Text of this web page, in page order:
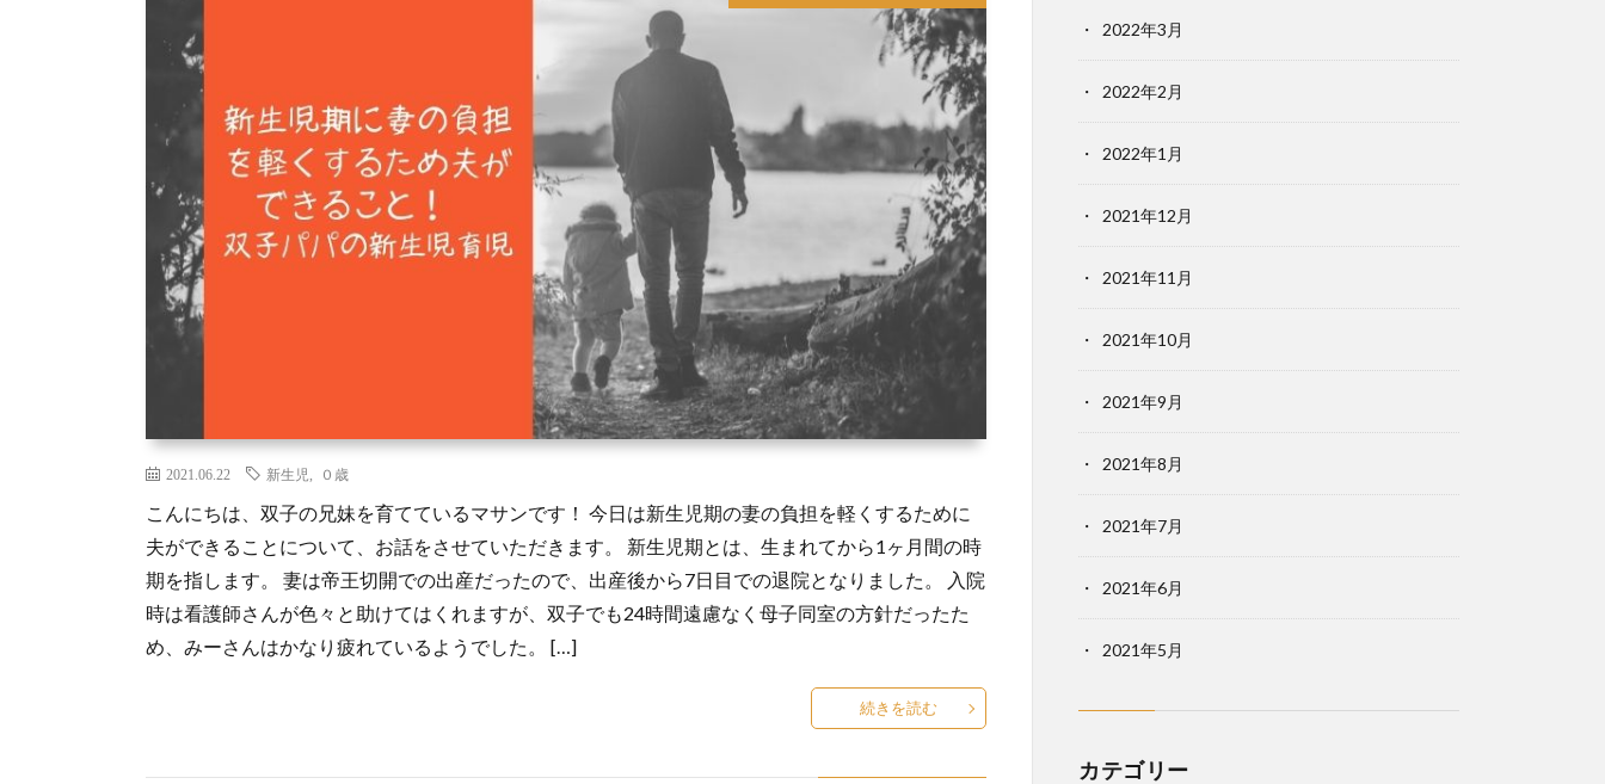
2021.06.22 新生児 ０歳
こんにちは、双子の兄妹を育てているマサンです！ 今日は新生児期の妻の負担を軽くするために
夫ができることについて、お話をさせていただきます。 新生児期とは、生まれてから1ヶ月間の時
期を指します。 妻は帝王切開での出産だったので、出産後から7日目での退院となりました。 入院
時は看護師さんが色々と助けてはくれますが、双子でも24時間遠慮なく母子同室の方針だったた
め、みーさんはかなり疲れているようでした。 […]
続きを読む
2022年3月
2022年2月
2022年1月
2021年12月
2021年11月
2021年10月
2021年9月
2021年8月
2021年7月
2021年6月
2021年5月
カテゴリー